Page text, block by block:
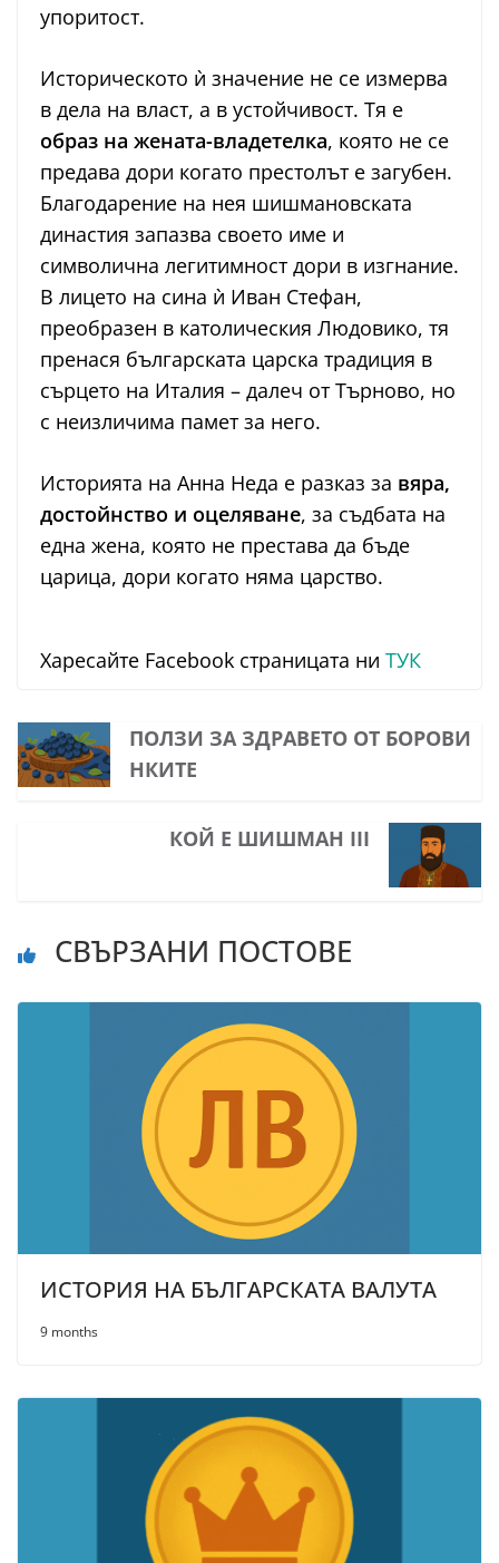
упоритост.
Историческото ѝ значение не се измерва
в дела на власт, а в устойчивост. Тя е
образ на жената-владетелка, която не се
предава дори когато престолът е загубен.
Благодарение на нея шишмановската
династия запазва своето име и
символична легитимност дори в изгнание.
В лицето на сина ѝ Иван Стефан,
преобразен в католическия Людовико, тя
пренася българската царска традиция в
сърцето на Италия – далеч от Търново, но
с неизличима памет за него.
Историята на Анна Неда е разказ за вяра,
достойнство и оцеляване, за съдбата на
една жена, която не престава да бъде
царица, дори когато няма царство.
Харесайте Facebook страницата ни ТУК
ПОЛЗИ ЗА ЗДРАВЕТО ОТ БОРОВИ
НКИТЕ
КОЙ Е ШИШМАН III
СВЪРЗАНИ ПОСТОВЕ
ИСТОРИЯ НА БЪЛГАРСКАТА ВАЛУТА
9 months